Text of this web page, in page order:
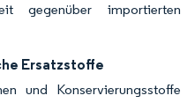
gegenüber importierten
Ersatzstoffe
und Konservierungsstoffe